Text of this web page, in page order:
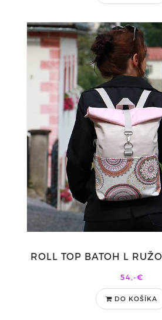
ROLL TOP BATOH L
54,-€
DO KOŠÍKA